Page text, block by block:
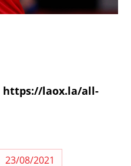
https://laox.la/all-
23/08/2021